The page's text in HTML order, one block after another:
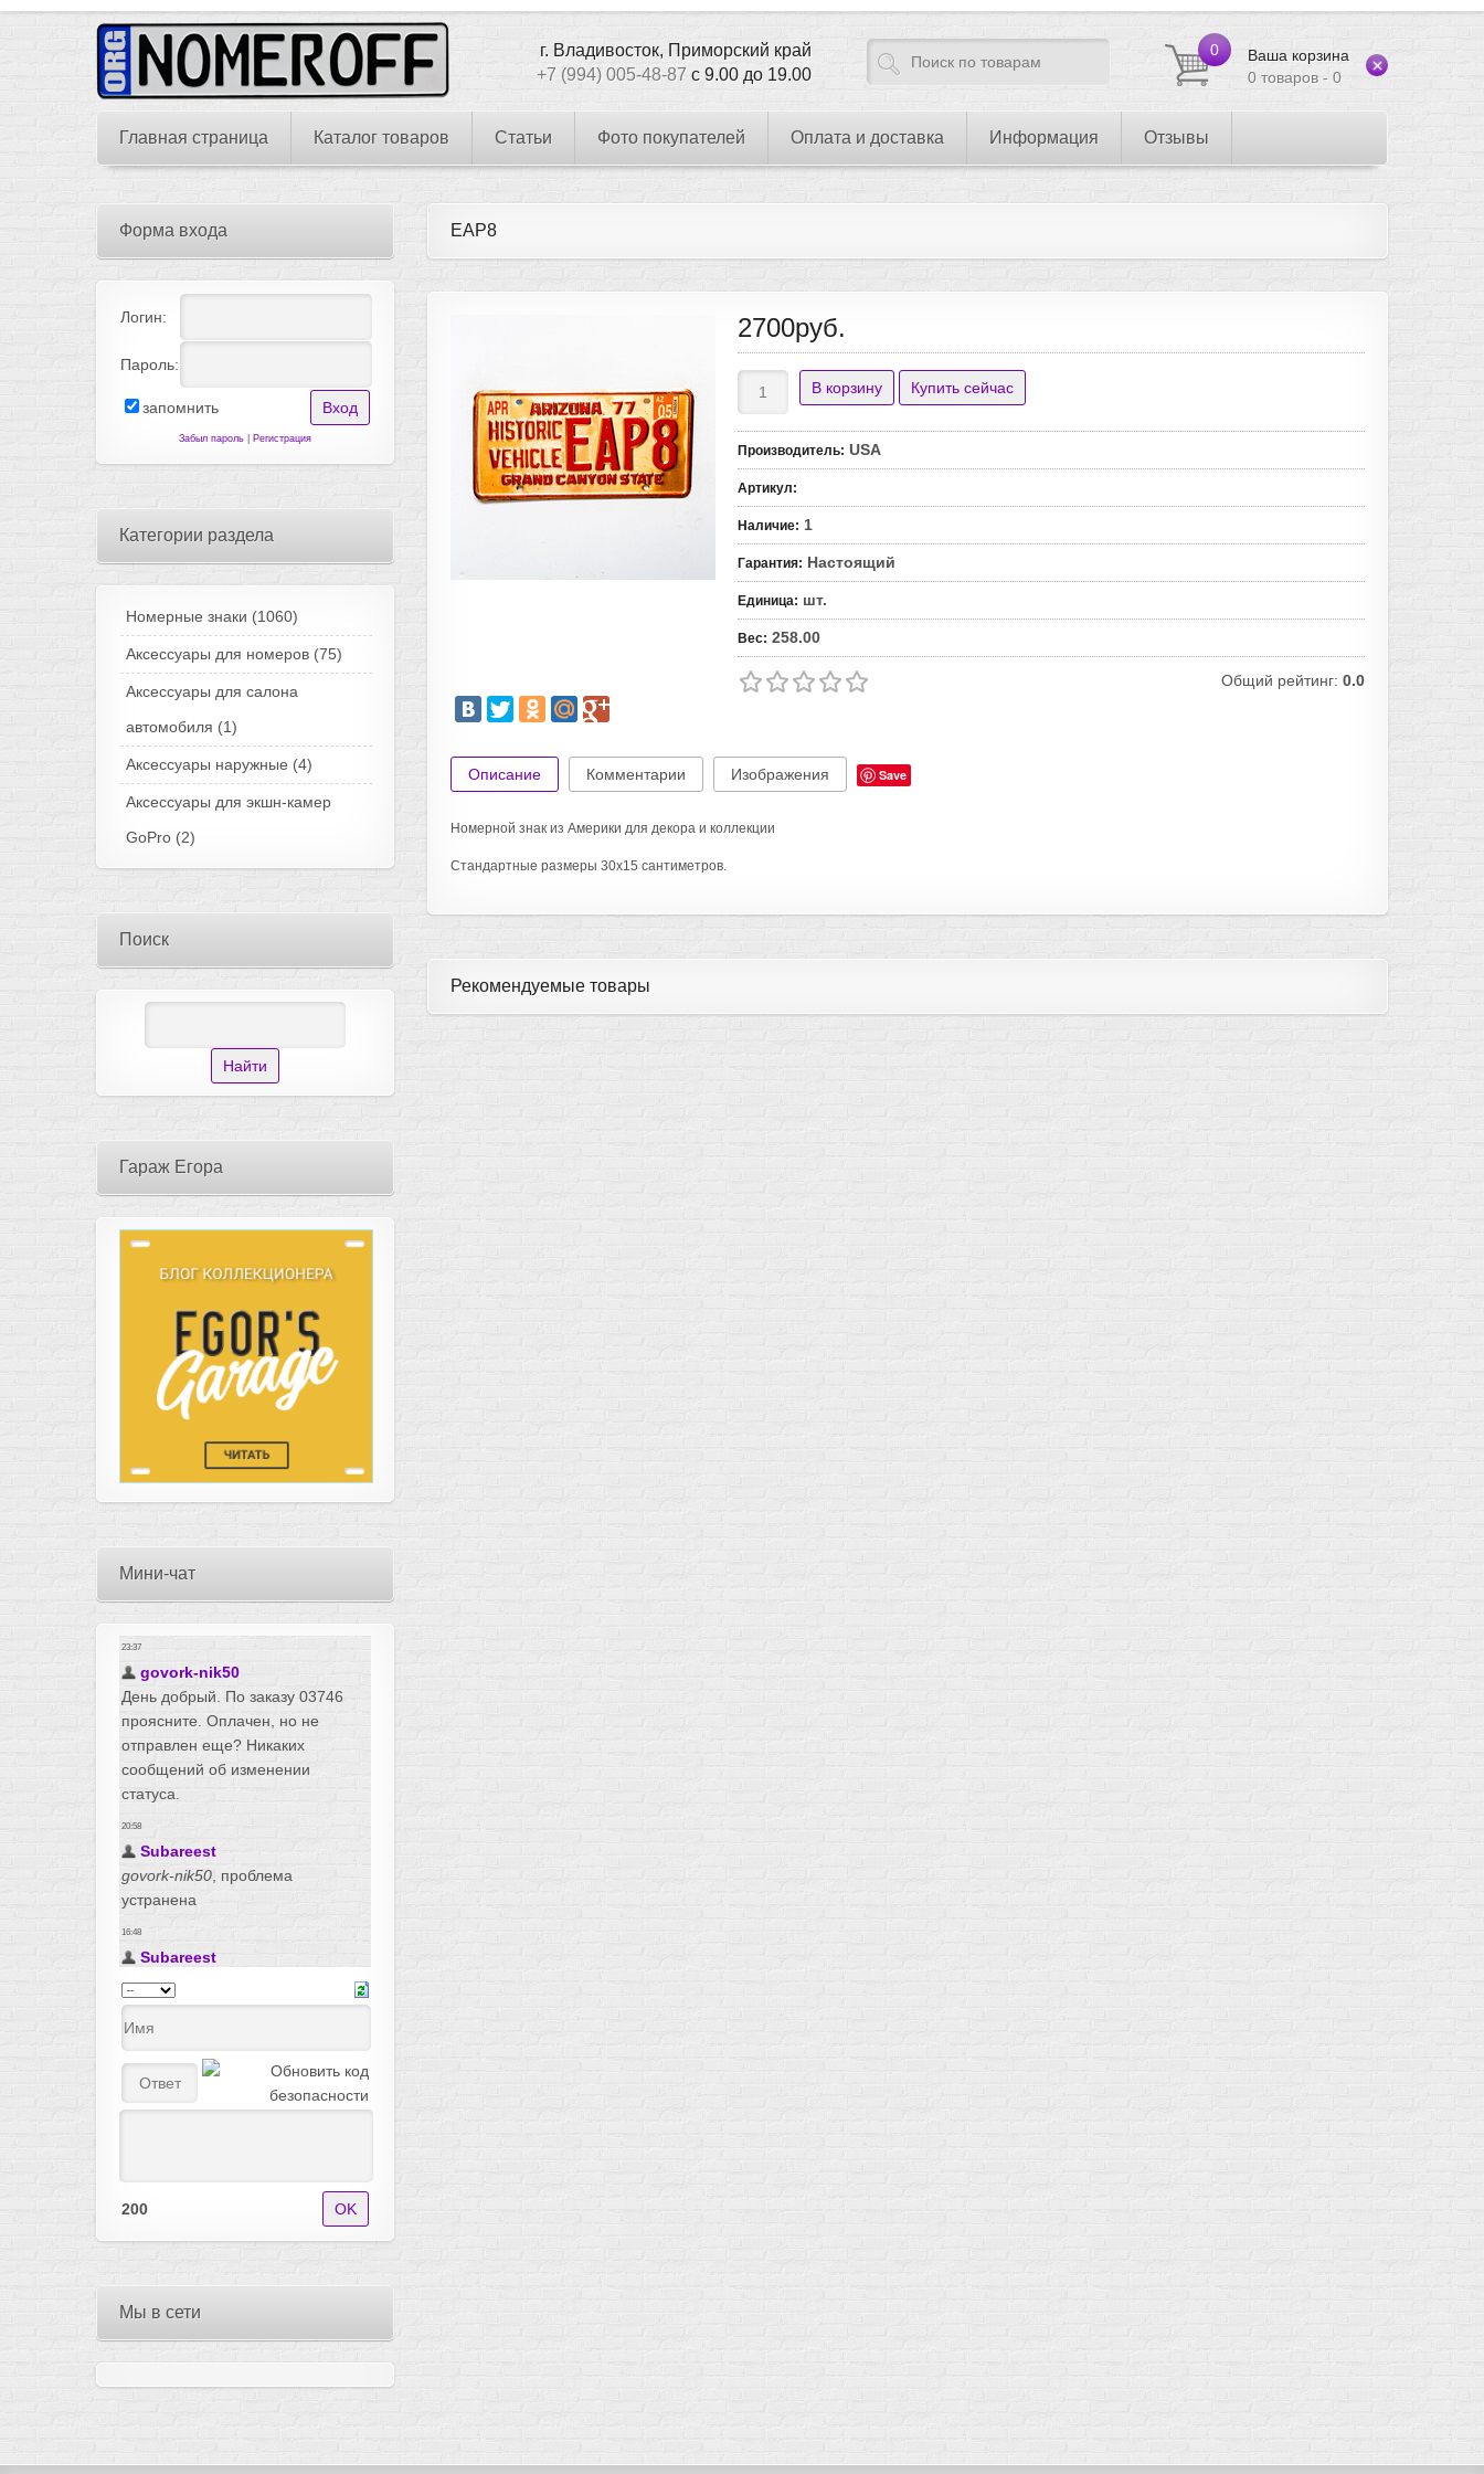
0
Ваша корзина
0 товаров - 0
г. Владивосток, Приморский край
+7 (994) 005-48-87 с 9.00 до 19.00
Главная страница Каталог товаров Статьи Фото покупателей Оплата и доставка Информация Отзывы
EAP8
2700руб.
Производитель: USA
Артикул:
Наличие: 1
Гарантия: Настоящий
Единица: шт.
Вес: 258.00
Общий рейтинг: 0.0
Описание Комментарии Изображения Save
Номерной знак из Америки для декора и коллекции
Стандартные размеры 30х15 сантиметров.
Рекомендуемые товары
Форма входа
Логин:
Пароль:
запомнить
Забыл пароль Регистрация
Категории раздела
Номерные знаки (1060)
Аксессуары для номеров (75)
Аксессуары для салона
автомобиля (1)
Аксессуары наружные (4)
Аксессуары для экшн-камер
GoPro (2)
Поиск
Гараж Егора
Мини-чат
200
Мы в сети